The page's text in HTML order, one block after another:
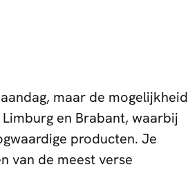
maar de mogelijkheid
en Brabant, waarbij
producten. Je
van de meest verse